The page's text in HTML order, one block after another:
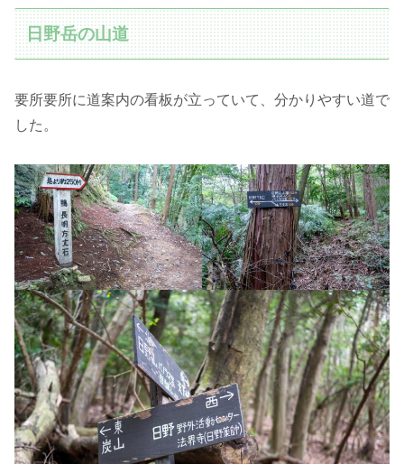
日野岳の山道
要所要所に道案内の看板が立っていて、分かりやすい道で
した。